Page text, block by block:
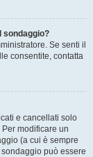
sondaggio?
Se senti il
consentite, contatta
e cancellati solo
modificare un
(a cui è sempre
può essere